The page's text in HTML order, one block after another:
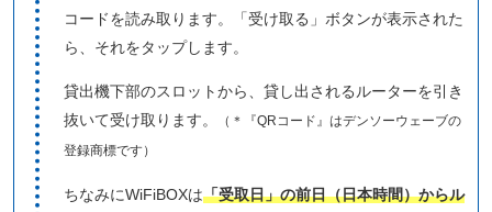
コードを読み取ります。「受け取る」ボタンが表示された
ら、それをタップします。
貸出機下部のスロットから、貸し出されるルーターを引き
抜いて受け取ります。
（＊『QRコード』はデンソーウェーブの
登録商標です）
ちなみにWiFiBOXは「受取日」の前日（日本時間）からル